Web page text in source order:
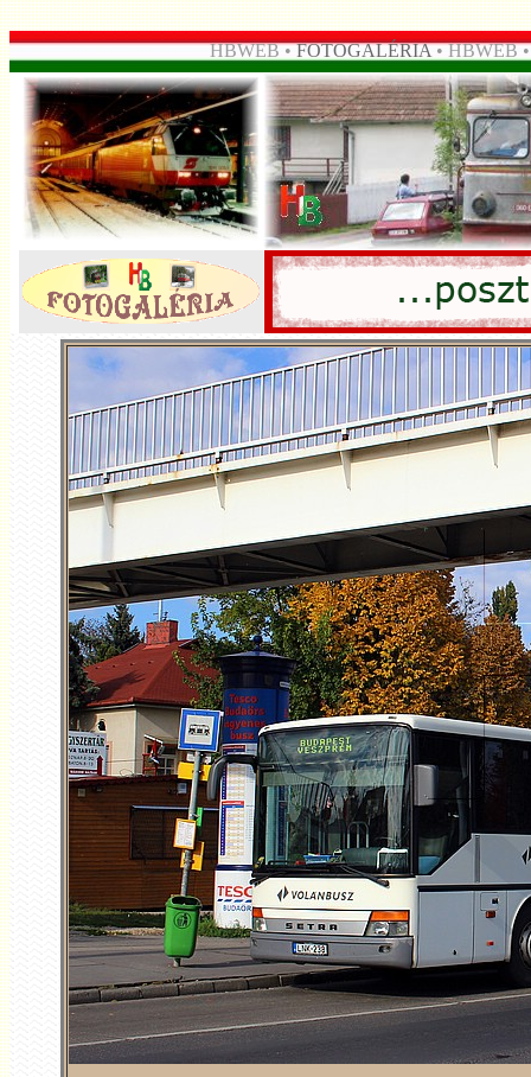
HBWEB •FOTOGALÉRIA• HBWEB